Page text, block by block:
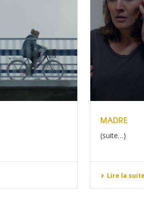
MADRE
(suite…)
Lire la suite